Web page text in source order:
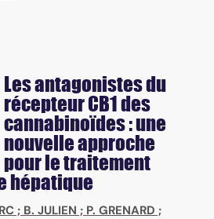
Les antagonistes du
récepteur CB1 des
cannabinoïdes : une
nouvelle approche
pour le traitement
hépatique
; B. JULIEN ; P. GRENARD ;